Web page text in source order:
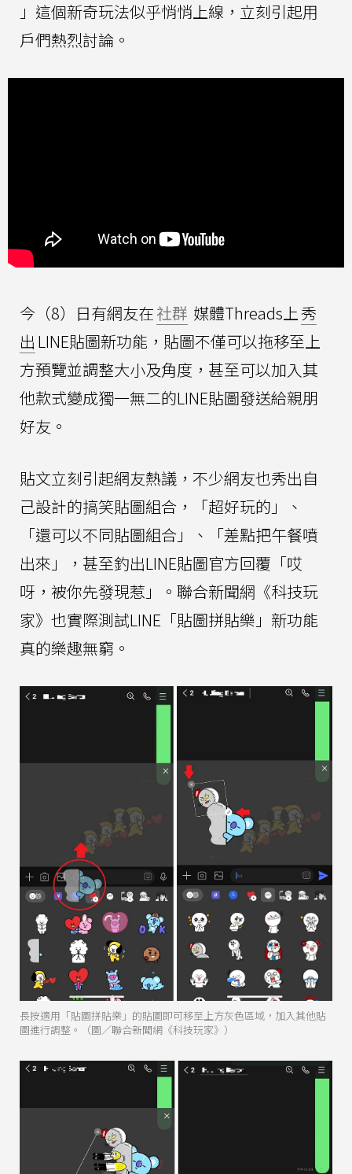
」這個新奇玩法似乎悄悄上線，立刻引起用
戶們熱烈討論。
今（8）日有網友在社群 媒體Threads上 秀
出 LINE貼圖新功能，貼圖不僅可以拖移至上
方預覽並調整大小及角度，甚至可以加入其
他款式變成獨一無二的LINE貼圖發送給親朋
好友。
貼文立刻引起網友熱議，不少網友也秀出自
己設計的搞笑貼圖組合，「超好玩的」、
「還可以不同貼圖組合」、「差點把午餐噴
出來」，甚至釣出LINE貼圖官方回覆「哎
呀，被你先發現惹」。聯合新聞網《科技玩
家》也實際測試LINE「貼圖拼貼樂」新功能
真的樂趣無窮。
長按適用「貼圖拼貼樂」的貼圖即可移至上方灰色區域，加入其他貼
圖進行調整。（圖／聯合新聞網《科技玩家》）